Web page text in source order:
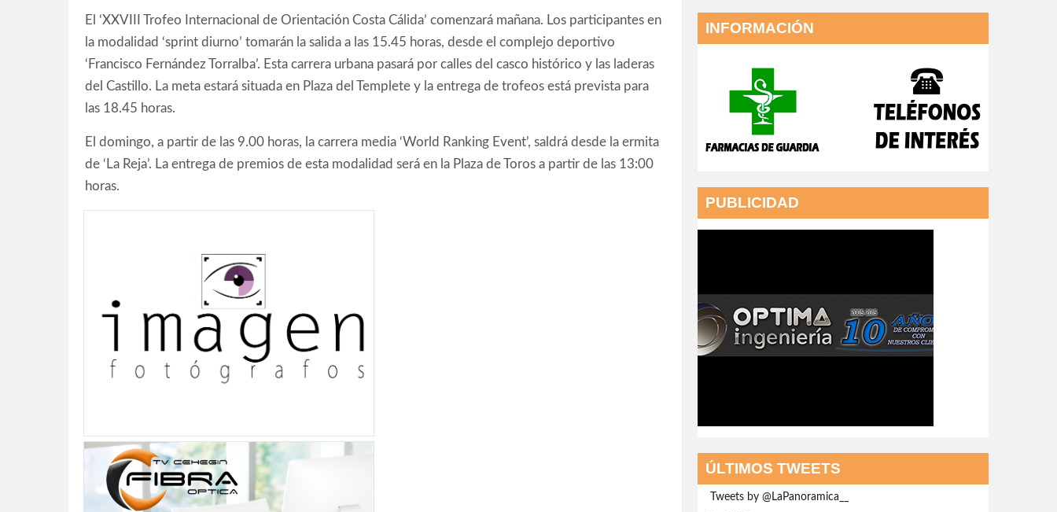
El ‘XXVIII Trofeo Internacional de Orientación Costa Cálida’ comenzará mañana. Los participantes en
la modalidad ‘sprint diurno’ tomarán la salida a las 15.45 horas, desde el complejo deportivo
‘Francisco Fernández Torralba’. Esta carrera urbana pasará por calles del casco histórico y las laderas
del Castillo. La meta estará situada en Plaza del Templete y la entrega de trofeos está prevista para
las 18.45 horas.
El domingo, a partir de las 9.00 horas, la carrera media ‘World Ranking Event’, saldrá desde la ermita
de ‘La Reja’. La entrega de premios de esta modalidad será en la Plaza de Toros a partir de las 13:00
horas.
INFORMACIÓN
PUBLICIDAD
ÚLTIMOS TWEETS
Tweets by @LaPanoramica__